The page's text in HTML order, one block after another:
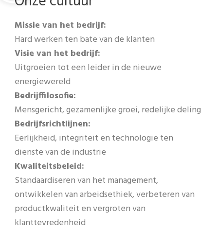
Missie van het bedrijf:
Hard werken ten bate van de klanten
Visie van het bedrijf:
Uitgroeien tot een leider in de nieuwe
energiewereld
Bedrijffilosofie:
Mensgericht, gezamenlijke groei, redelijke deling
Bedrijfsrichtlijnen:
Eerlijkheid, integriteit en technologie ten
dienste van de industrie
Kwaliteitsbeleid:
Standaardiseren van het management,
ontwikkelen van arbeidsethiek, verbeteren van
productkwaliteit en vergroten van
klanttevredenheid